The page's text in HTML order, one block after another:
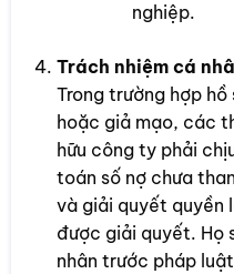
nghiệp.
Trách nhiệm cá
Trong trường hợp
hoặc giả mạo, các
hữu công ty phải
toán số nợ chưa
và giải quyết quyền
được giải quyết. Họ
nhân trước pháp